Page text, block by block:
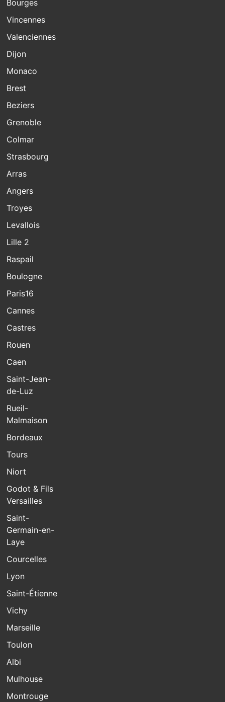
Bourges
Vincennes
Valenciennes
Dijon
Monaco
Brest
Beziers
Grenoble
Colmar
Strasbourg
Arras
Angers
Troyes
Levallois
Lille 2
Raspail
Boulogne
Paris16
Cannes
Castres
Rouen
Caen
Saint-Jean-
de-Luz
Rueil-
Malmaison
Bordeaux
Tours
Niort
Godot & Fils
Versailles
Saint-
Germain-en-
Laye
Courcelles
Lyon
Saint-Étienne
Vichy
Marseille
Toulon
Albi
Mulhouse
Montrouge